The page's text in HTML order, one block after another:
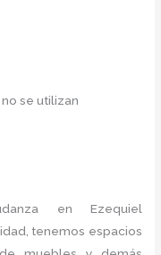
se utilizan
en Ezequiel
tenemos espacios